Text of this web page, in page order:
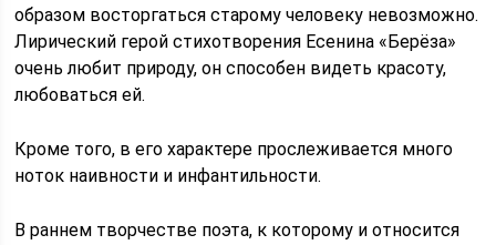
образом восторгаться старому человеку невозможно.
Лирический герой стихотворения Есенина «Берёза»
очень любит природу, он способен видеть красоту,
любоваться ей.
Кроме того, в его характере прослеживается много
ноток наивности и инфантильности.
В раннем творчестве поэта, к которому и относится